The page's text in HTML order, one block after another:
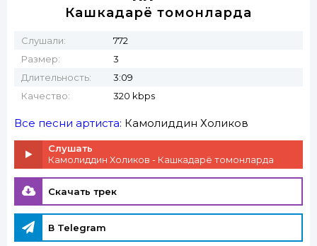
Кашкадарё томонларда
Слушали:
772
Размер:
3
Длительность:
3:09
Качество:
320 kbps
Все песни артиста: Камолиддин Холиков
Слушать
Камолиддин Холиков - Кашкадарё томонларда
Скачать трек
В Telegram